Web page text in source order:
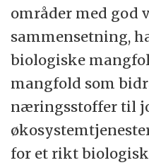
områder med god
sammensetning,
biologiske
mangfold som
næringsstoffer til
for et rikt